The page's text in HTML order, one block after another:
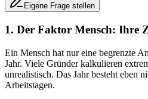
Eigene Frage stellen
1. Der Faktor Mensch: Ihre
Ein Mensch hat nur eine begrenzte
Jahr. Viele Gründer kalkulieren
unrealistisch. Das Jahr besteht eben
Arbeitstagen.